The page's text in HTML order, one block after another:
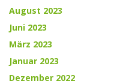
August 2023
Juni 2023
März 2023
Januar 2023
Dezember 2022